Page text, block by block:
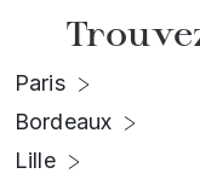
Paris
Bordeaux
Lille